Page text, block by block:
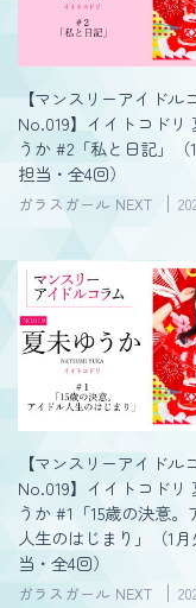
【マンスリーアイドル
No.019】イイトコドリ
うか #2「私と日記」（
担当・全4回）
ガラスガール NEXT
【マンスリーアイドル
No.019】イイトコドリ
うか #1「15歳の決意。
人生のはじまり」（1
当・全4回）
ガラスガール NEXT